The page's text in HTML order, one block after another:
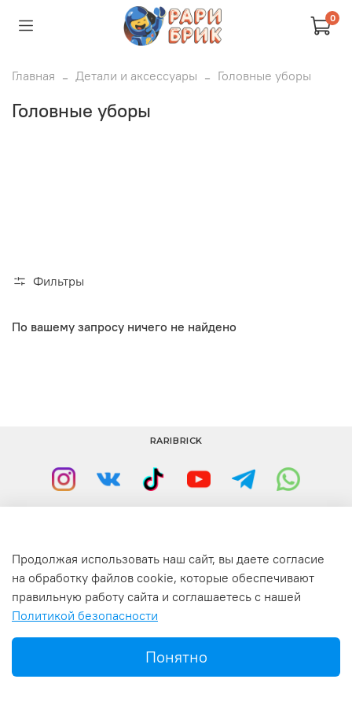
0
Главная Детали и аксессуары Головные уборы
Головные уборы
Фильтры
По вашему запросу ничего не найдено
г. Москва, Перерва ул., 52, стр. 1
RARIBRICK
ИП Мельников В.Е. «РариБрик» 2018-2026 г.г
Продолжая использовать наш сайт, вы даете согласие
на обработку файлов cookie, которые обеспечивают
правильную работу сайта и соглашаетесь с нашей
Политикой безопасности
Понятно